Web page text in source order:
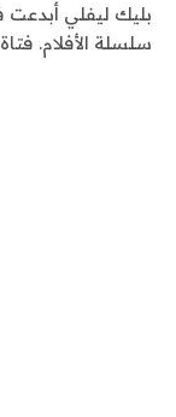
بليك ليفلي
سلسلة الأفلام.